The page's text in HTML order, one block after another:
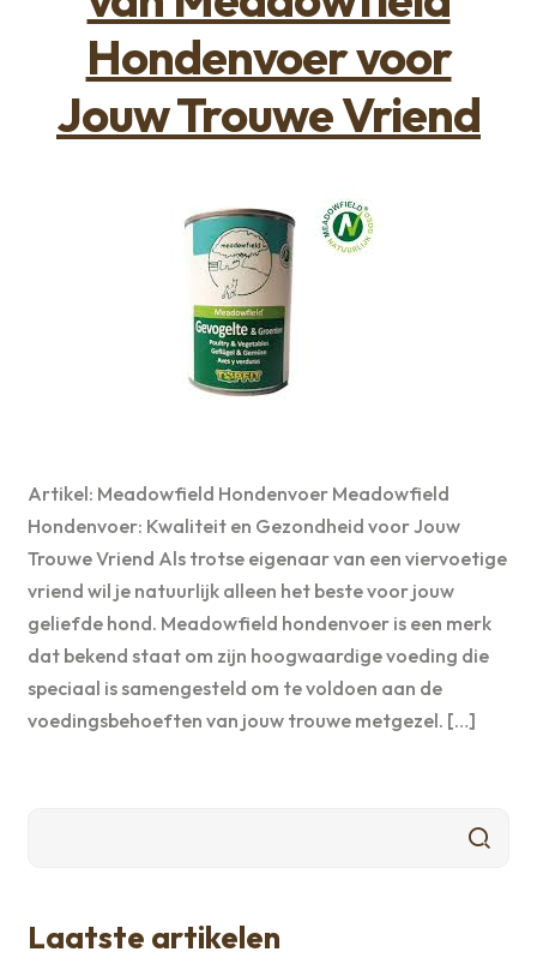
Hondenvoer voor
Jouw Trouwe Vriend
Artikel: Meadowfield Hondenvoer Meadowfield
Hondenvoer: Kwaliteit en Gezondheid voor Jouw
Trouwe Vriend Als trotse eigenaar van een viervoetige
vriend wil je natuurlijk alleen het beste voor jouw
geliefde hond. Meadowfield hondenvoer is een merk
dat bekend staat om zijn hoogwaardige voeding die
speciaal is samengesteld om te voldoen aan de
voedingsbehoeften van jouw trouwe metgezel. […]
Laatste artikelen